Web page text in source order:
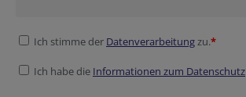
Ich stimme der Datenverarbeitungzu.*
Ich habe die Informationen zum Datenschutz